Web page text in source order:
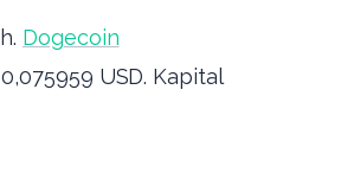
Dogecoin
USD. Kapital